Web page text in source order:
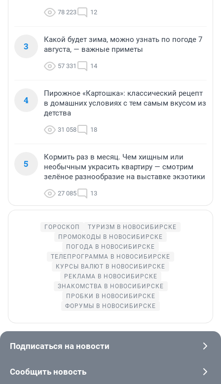
78 223 12
3
Какой будет зима, можно узнать по погоде 7
августа, — важные приметы
57 331 14
4
Пирожное «Картошка»: классический рецепт
в домашних условиях с тем самым вкусом из
детства
31 058 18
5
Кормить раз в месяц. Чем хищным или
необычным украсить квартиру — смотрим
зелёное разнообразие на выставке экзотики
27 085 13
ГОРОСКОП
ТУРИЗМ В НОВОСИБИРСКЕ
ПРОМОКОДЫ В НОВОСИБИРСКЕ
ПОГОДА В НОВОСИБИРСКЕ
ТЕЛЕПРОГРАММА В НОВОСИБИРСКЕ
КУРСЫ ВАЛЮТ В НОВОСИБИРСКЕ
РЕКЛАМА В НОВОСИБИРСКЕ
ЗНАКОМСТВА В НОВОСИБИРСКЕ
ПРОБКИ В НОВОСИБИРСКЕ
ФОРУМЫ В НОВОСИБИРСКЕ
Подписаться на новости
Сообщить новость